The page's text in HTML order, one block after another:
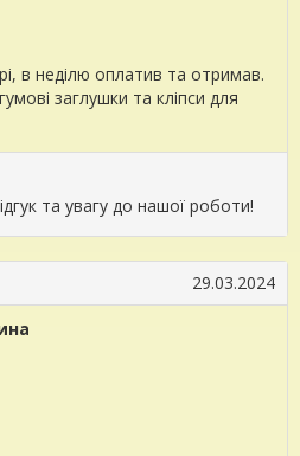
в неділю оплатив та отримав.
заглушки та кліпси для
та увагу до нашої роботи!
29.03.2024